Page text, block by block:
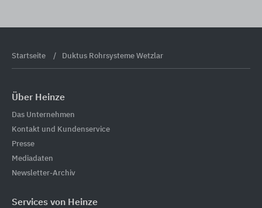
Startseite Duktus Rohrsysteme Wetzlar
Über Heinze
Das Unternehmen
Kontakt und Kundenservice
Presse
Mediadaten
Newsletter-Archiv
Services von Heinze